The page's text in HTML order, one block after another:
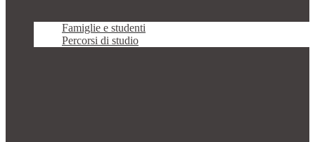
Famiglie e studenti
Percorsi di studio